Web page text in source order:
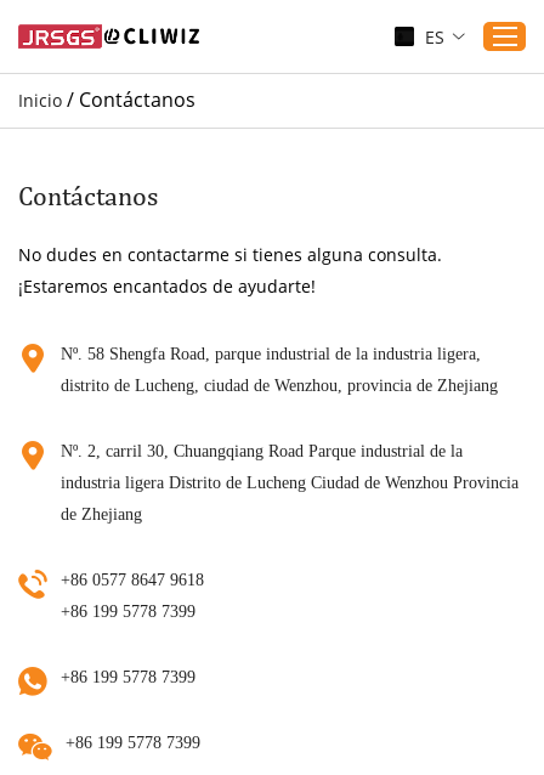
Sustenibilidad
Blogs
Sobre nosotros
ES
Inicio / Contáctanos
Contáctanos
No dudes en contactarme si tienes alguna consulta.
¡Estaremos encantados de ayudarte!
Nº. 58 Shengfa Road, parque industrial de la industria ligera,
distrito de Lucheng, ciudad de Wenzhou, provincia de Zhejiang
Nº. 2, carril 30, Chuangqiang Road Parque industrial de la
industria ligera Distrito de Lucheng Ciudad de Wenzhou Provincia
de Zhejiang
+86 0577 8647 9618
+86 199 5778 7399
+86 199 5778 7399
+86 199 5778 7399